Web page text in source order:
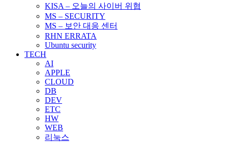
KISA – 오늘의 사이버 위협
MS – SECURITY
MS – 보안 대응 센터
RHN ERRATA
Ubuntu security
TECH
AI
APPLE
CLOUD
DB
DEV
ETC
HW
WEB
리눅스